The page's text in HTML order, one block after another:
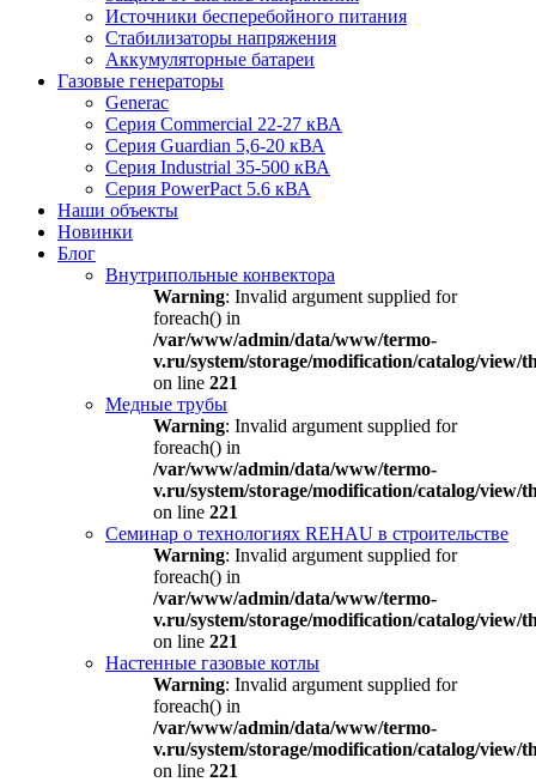
Источники бесперебойного питания
Стабилизаторы напряжения
Аккумуляторные батареи
Газовые генераторы
Generac
Серия Commercial 22-27 кВА
Серия Guardian 5,6-20 кВА
Серия Industrial 35-500 кВА
Серия PowerPact 5.6 кВА
Наши объекты
Новинки
Блог
Внутрипольные конвектора
Warning: Invalid argument supplied for
foreach() in
/var/www/admin/data/www/termo-
v.ru/system/storage/modification/catalog/view/
on line 221
Медные трубы
Warning: Invalid argument supplied for
foreach() in
/var/www/admin/data/www/termo-
v.ru/system/storage/modification/catalog/view/
on line 221
Семинар о технологиях REHAU в строительстве
Warning: Invalid argument supplied for
foreach() in
/var/www/admin/data/www/termo-
v.ru/system/storage/modification/catalog/view/
on line 221
Настенные газовые котлы
Warning: Invalid argument supplied for
foreach() in
/var/www/admin/data/www/termo-
v.ru/system/storage/modification/catalog/view/
on line 221